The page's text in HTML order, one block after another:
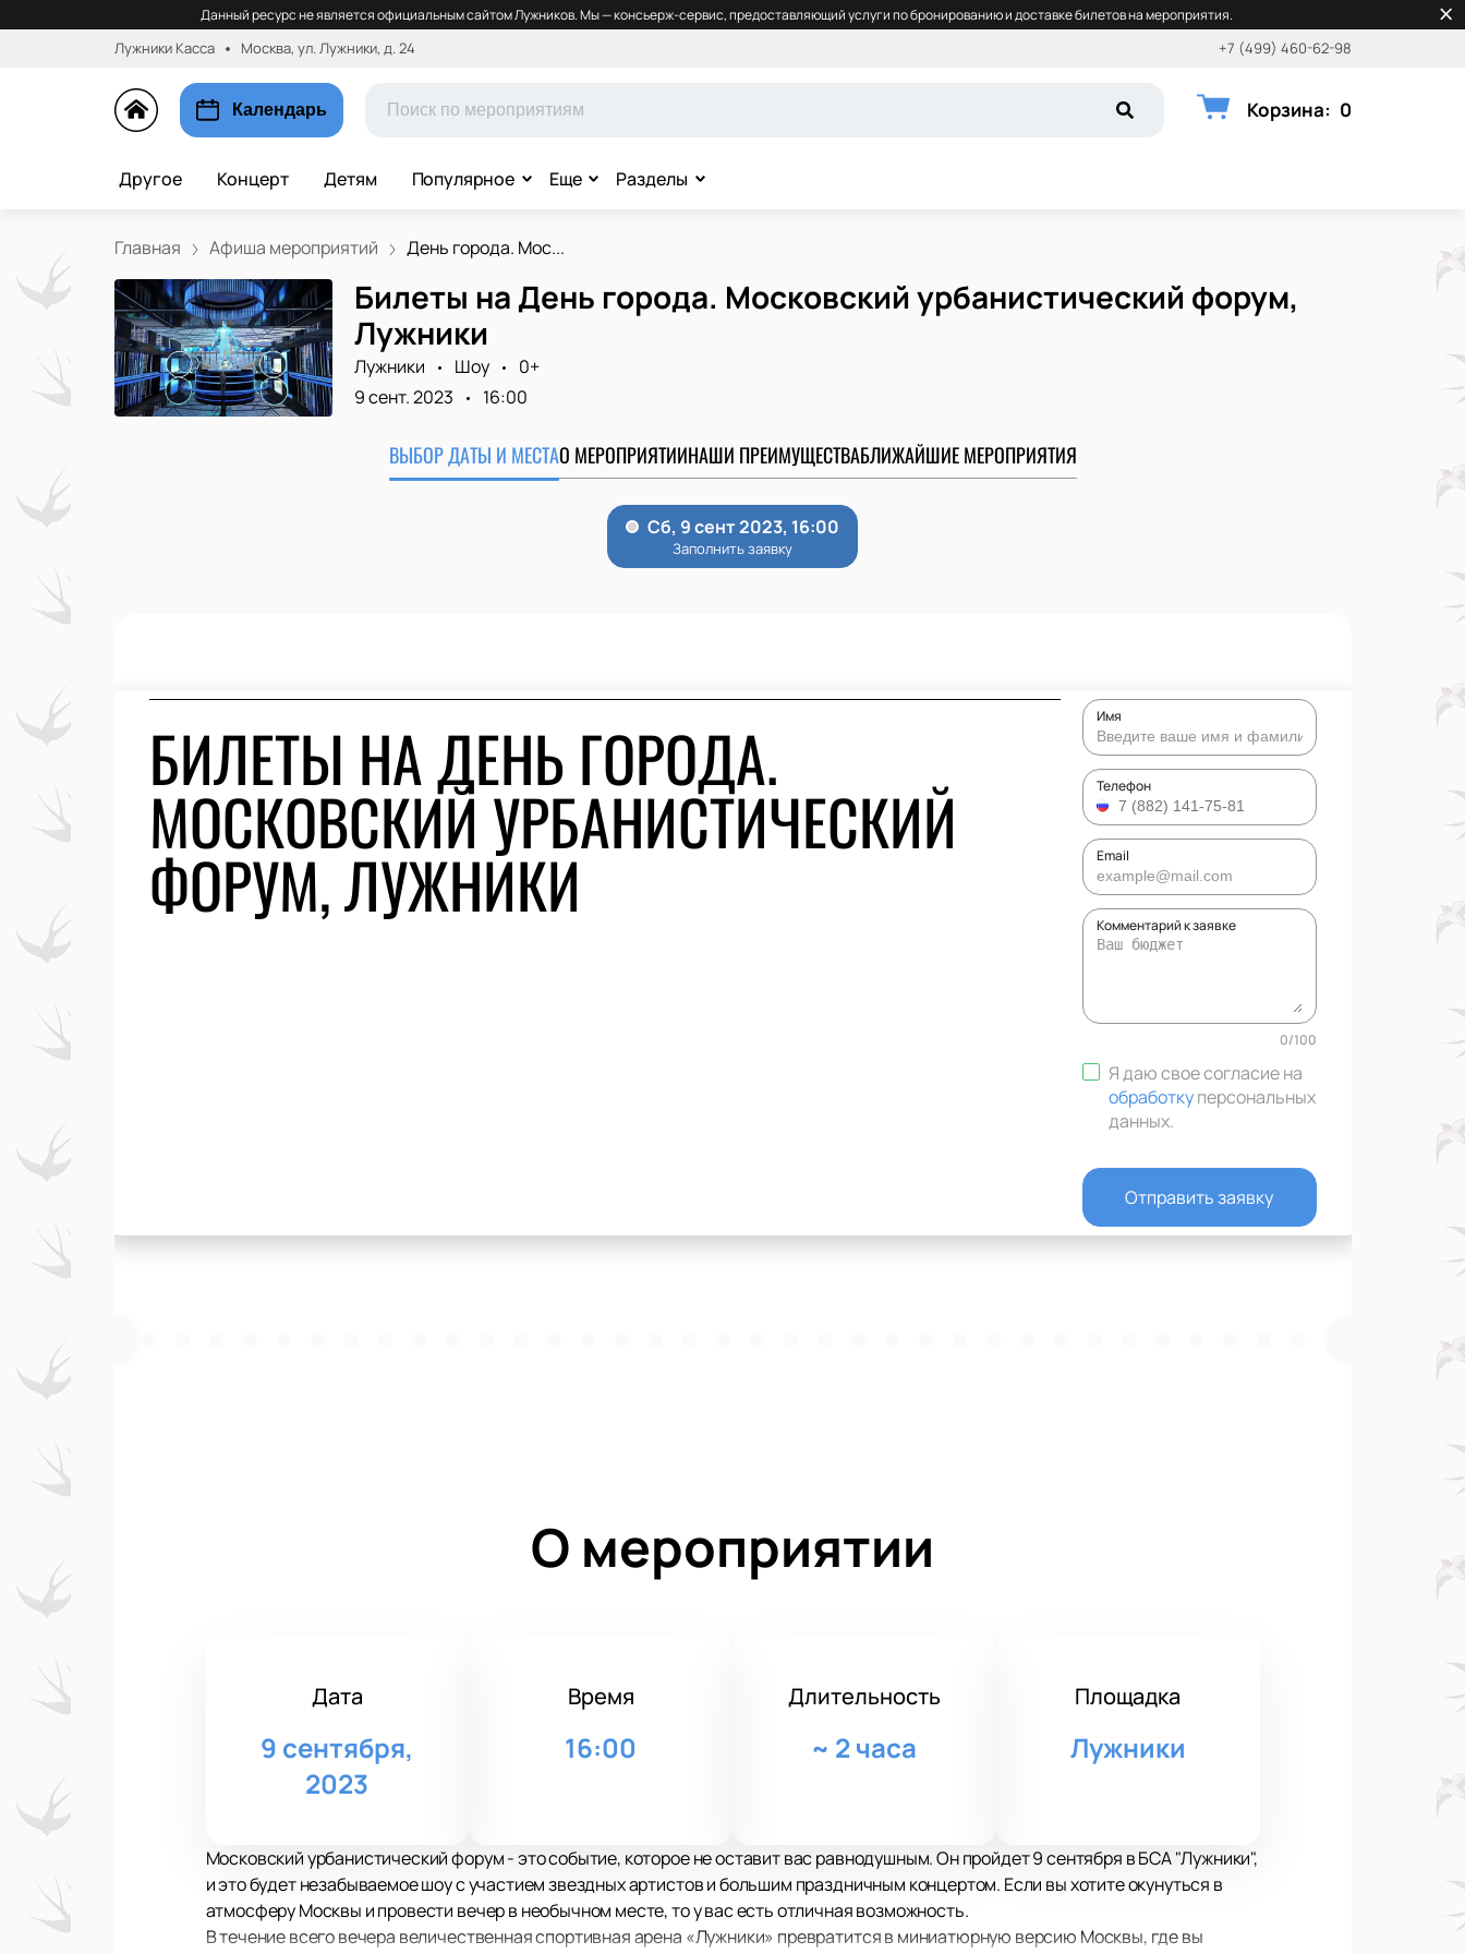
Данный ресурс не является официальным сайтом Лужников. Мы — консьерж-сервис, предоставляющий услуги по бронированию и доставке билетов на мероприятия.
Лужники Касса Москва, ул. Лужники, д. 24 +7 (499) 460-62-98
Календарь Корзина: 0
Другое Концерт Детям Популярное Еще Разделы
Главная Афиша мероприятий День города. Мос...
Билеты на День города. Московский урбанистический форум,
Лужники
Лужники Шоу
0+
9 сент. 2023
16:00
ВЫБОР ДАТЫ И МЕСТАО МЕРОПРИЯТИИНАШИ ПРЕИМУЩЕСТВАБЛИЖАЙШИЕ МЕРОПРИЯТИЯ
БИЛЕТЫ НА ДЕНЬ ГОРОДА.
МОСКОВСКИЙ УРБАНИСТИЧЕСКИЙ
ФОРУМ, ЛУЖНИКИ
Имя
Телефон
Email
Комментарий к заявке
0/100
Я даю свое согласие на
обработкуперсональных
данных.
Отправить заявку
О мероприятии
Дата
9 сентября,
2023
Время
16:00
Длительность
~ 2 часа
Площадка
Лужники
Московский урбанистический форум - это событие, которое не оставит вас равнодушным. Он пройдет 9 сентября в БСА "Лужники",
и это будет незабываемое шоу с участием звездных артистов и большим праздничным концертом. Если вы хотите окунуться в
атмосферу Москвы и провести вечер в необычном месте, то у вас есть отличная возможность.
В течение всего вечера величественная спортивная арена «Лужники» превратится в миниатюрную версию Москвы, где вы